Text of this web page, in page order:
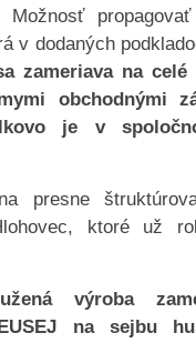
v dodaných
zameriava na celé
obchodnými
je v
presne
ktoré už
výroba
na sejbu